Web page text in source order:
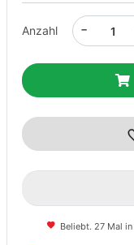
Anzahl -
Beliebt. 27 Mal